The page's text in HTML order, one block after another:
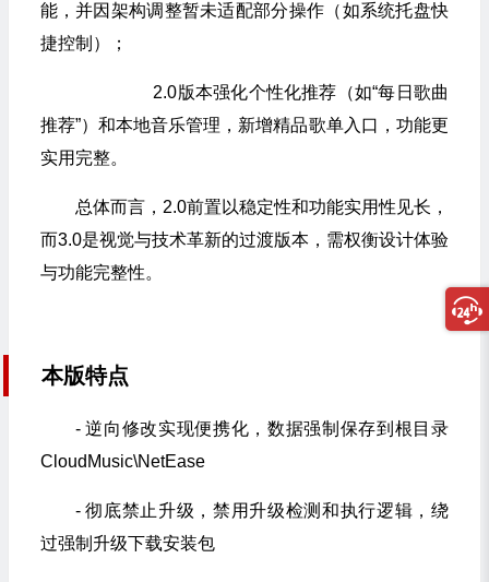
能，并因架构调整暂未适配部分操作（如系统托盘快
捷控制）；
2.0版本强化个性化推荐（如“每日歌曲
推荐”）和本地音乐管理，新增精品歌单入口，功能更
实用完整。
总体而言，2.0前置以稳定性和功能实用性见长，
而3.0是视觉与技术革新的过渡版本，需权衡设计体验
与功能完整性。
本版特点
- 逆向修改实现便携化，数据强制保存到根目录
CloudMusic\NetEase
- 彻底禁止升级，禁用升级检测和执行逻辑，绕
过强制升级下载安装包